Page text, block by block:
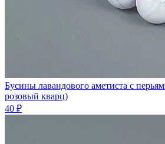
Бусины лавандового аметиста с
розовый кварц)
40 ₽